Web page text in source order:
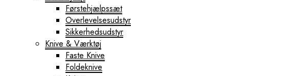
Førstehjælpssæt
Overlevelsesudstyr
Sikkerhedsudstyr
Knive & Værktøj
Faste Knive
Foldeknive